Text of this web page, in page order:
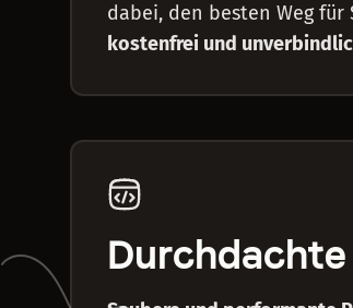
dabei, den besten Weg für
kostenfrei und